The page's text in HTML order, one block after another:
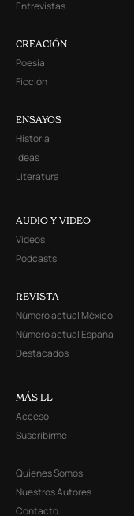
Entrevistas
CREACIÓN
Poesía
Ficción
ENSAYOS
Historia
Ideas
Literatura
AUDIO Y VIDEO
Videos
Podcasts
REVISTA
Número actual México
Número actual España
Destacados
MÁS LL
Acceso
Suscribirme
Quienes Somos
Nuestros Autores
Contacto